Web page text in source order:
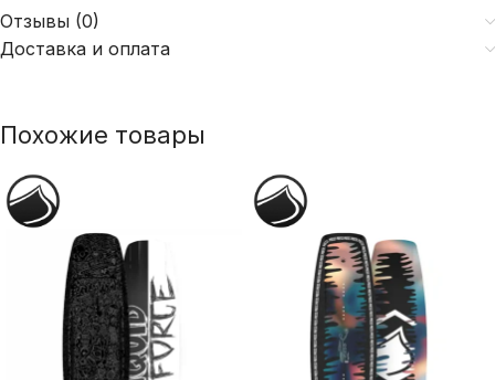
Отзывы (0)
Доставка и оплата
Похожие товары